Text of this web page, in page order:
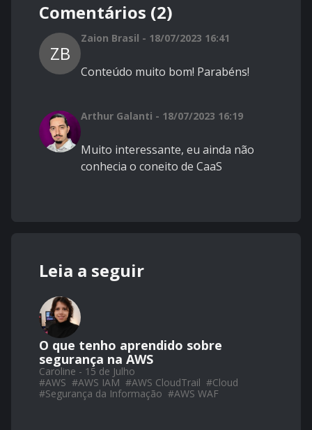
Comentários (2)
ZB
Zaion Brasil - 18/07/2023 16:41
Conteúdo muito bom! Parabéns!
Arthur Galanti - 18/07/2023 16:19
Muito interessante, eu ainda não
conhecia o coneito de CaaS
Leia a seguir
O que tenho aprendido sobre
segurança na AWS
Caroline - 15 de Julho
#AWS #AWS IAM #AWS CloudTrail #Cloud
#Segurança da Informação #AWS WAF